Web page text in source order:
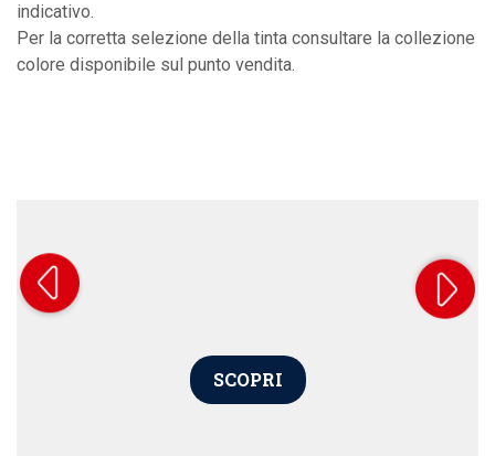
indicativo.
Per la corretta selezione della tinta consultare la collezione
colore disponibile sul punto vendita.
SCOPRI